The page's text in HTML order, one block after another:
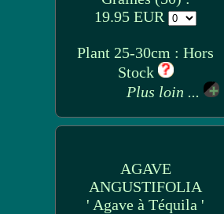
19.95 EUR
Plant 25-30cm : Hors
Stock
Plus loin ...
AGAVE
ANGUSTIFOLIA
' Agave à Téquila '